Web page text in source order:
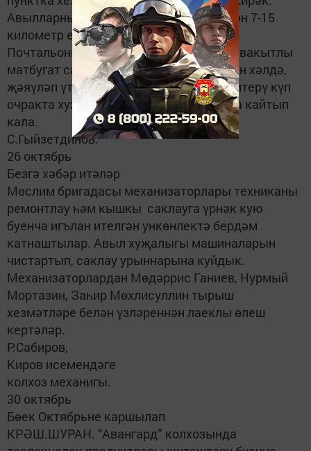
Авылларның шактые элемтә бүлегеннән 7-15
километр ераклыкта урнашкан.
Почтальоннарның күпчелеге бу араны, вакытлы
матбугат салган авыр сумканы күтәргән хәлдә,
җәяүләп үтә. Почтаны үз вакытында китерү күп
очракта хуҗалыкларның булышлыгына кайтып
кала.
С.Гыйзетдинов.
26 октябрь
Безгә хәбәр итәләр
Мөслим бригадасы механизаторлары техниканы
ремонтлау һәм кышкы саклауга үрнәк кую
буенча игълан ителгән ункөнлектә бердәм
катнаштылар. Авыл хуҗалыгы машиналарын
чистартып, саклау урыннарына куйдык.
Механизаторлардан Мөдәррис Ганиев, Нурмый
Мортазин, Заһир Мөхлисуллин тырыш
хезмәтләре белән үзләреннән лаеклы өлеш
кертәләр.
Р.Сабиров,
Киров исемендәге
колхоз механигы.
30 октябрь
Бөек Октябрьне каршылап
КРӘШ.ШУРАН. “Авангард” колхозында